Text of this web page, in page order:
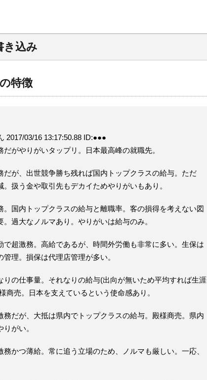
き込み
特徴
2017/03/16 13:17:50.88 ID:●●●
がやりがいタップリ。日本最高峰の就職先。
が、出世競争勝ち残れば国内トップクラスの給与。ただ
。扱う金や取引先もデカイためやりがいもあり。
国内トップクラスの給与と離職率。客の損得を考えない図
過大なノルマあり。やりがいは給与のみ。
超激務。高給であるが、時間外労働も非常に多い。生保は
理。損保は代理店管理が多い。
の仕事量。それなりの給与(出向が無いため平均すれば生涯
商売。日本を支えているという使命感あり。
だが、大抵は県内でトップクラスの給与。殿様商売。県内
がい。
かつ薄給。常に追う立場のため、ノルマも厳しい。一応、